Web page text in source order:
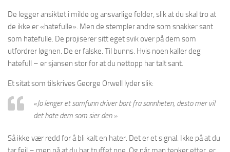
De legger ansiktet i milde og ansvarlige folder, slik at du skal tro at
de ikke er «hatefulle». Men de stempler andre som snakker sant
som hatefulle. De projiserer sitt eget svik over på dem som
utfordrer løgnen. De er falske. Til bunns. Hvis noen kaller deg
hatefull – er sjansen stor for at du nettopp har talt sant.
Et sitat som tilskrives George Orwell lyder slik:
«Jo lenger et samfunn driver bort fra sannheten, desto mer vil
det hate dem som sier den.»
Så ikke vær redd for å bli kalt en hater. Det er et signal. Ikke på at du